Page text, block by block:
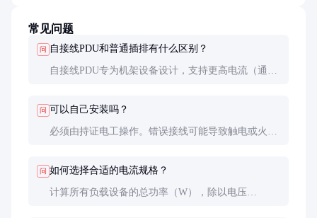
常见问题
问 自接线PDU和普通插排有什么区别？
自接线PDU专为机架设备设计，支持更高电流（通常
行。
问 可以自己安装吗？
必须由持证电工操作。错误接线可能导致触电或火灾
问 如何选择合适的电流规格？
计算所有负载设备的总功率（W），除以电压